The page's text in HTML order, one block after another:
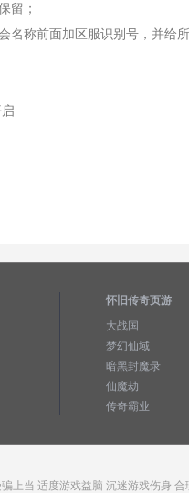
留；
名称前面加区服识别号，并给
怀旧传奇页游
大战国
梦幻仙域
暗黑封魔录
仙魔劫
传奇霸业
上当 适度游戏益脑 沉迷游戏伤身